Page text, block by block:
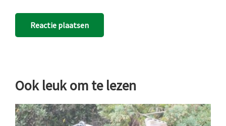
Ook leuk om te lezen